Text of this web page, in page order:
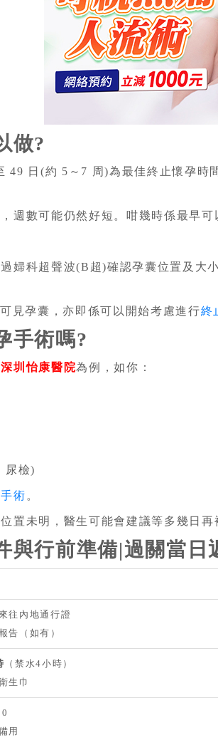
做?
49 日(約 5～7 周)為最佳終止懷孕
週數可能仍然好短。咁幾時係最早可
婦科超聲波(B超)確認孕囊位置及大
見孕囊，亦即係可以開始考慮進行終
手術嗎?
深圳怡康醫院為例，如你：
尿檢)
術 。
置未明，醫生可能會建議等多幾日再
與行前準備|過關當日
往內地通行證
告（如有）
（禁水4小時）
生巾
用